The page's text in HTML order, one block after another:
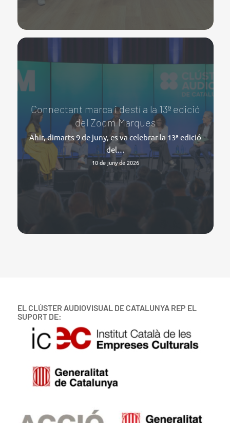
Connectant marca i destí a la 13ª edició
del Zoom Marques
Ahir, dimarts 9 de juny, es va celebrar la 13ª edició
del…
10 de juny de 2026
EL CLÚSTER AUDIOVISUAL DE CATALUNYA REP EL
SUPORT DE: